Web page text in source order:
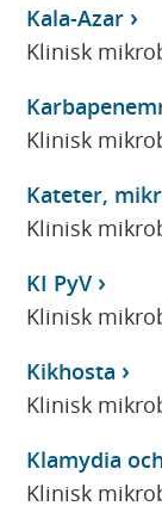
Kala-Azar
Klinisk
Klinisk
Kateter,
Klinisk
KI PyV
Klinisk
Kikhosta
Klinisk
Klamydia
Klinisk